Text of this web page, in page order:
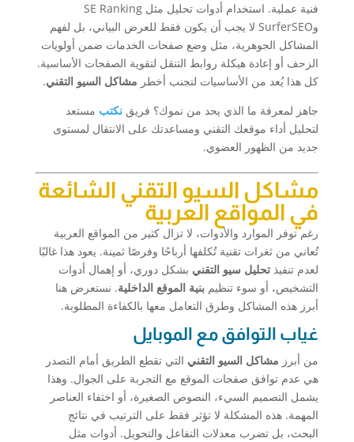
فنية عملية. استخدام أدوات تحليل مثل SE Ranking
وSurferSEO لا يجب أن يكون فقط للعرض البياني، بل لفهم
المشاكل الجوهرية، مثل وضع صفحات الخدمات ضمن أولويات
الزحف أو إعادة هيكلة روابط التنقل لتقوية الصفحات الأساسية.
كل هذا يُعد من الأساسيات لتجنب أخطر مشاكل السيو التقني.
جاهز لمعرفة ما الذي يحد من نموك؟ فريق نكتب مستعد
لتحليل أداء موقعك التقني ومساعدتك على الانتقال لمستوى
جديد من الظهور العضوي.
مشاكل السيو التقني الشائعة
في المواقع العربية
رغم توفر الموارد والأدوات، لا تزال كثير من المواقع العربية
تُعاني من ثغرات تقنية تُكلفها أرباحًا وفرصًا ثمينة. يعود هذا غالبًا
لعدم تنفيذ تحليل سيو التقني بشكل دوري، أو إهمال أدوات
التشخيص، أو سوء تنظيم بنية الموقع الداخلية. نستعرض هنا
أبرز هذه المشاكل وطرق التعامل معها بالكفاءة المطلوبة.
غياب التوافق مع الموبايل
من أبرز مشاكل السيو التقني التي تقطع الطريق أمام التصدر
هي عدم توافق صفحات الموقع مع التجربة على الجوال. وهذا
يشمل التصميم السيء، النصوص الصغيرة، أو اختفاء العناصر
المهمة. هذه المشكلة لا تؤثر فقط على الترتيب في نتائج
البحث، بل تضرب معدلات التفاعل والتحويل. أدوات مثل